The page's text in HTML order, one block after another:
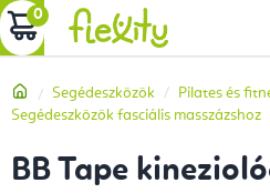
Ugrás
a
tartalomhoz
KOSÁR
Kezdőlap
Segédeszközök
Pilates és
Segédeszközök fasciális masszázshoz
BB Tape